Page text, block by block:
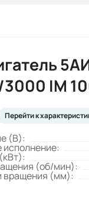
IM
Перейти к
(В):
(об/мин):
вращения (мм):